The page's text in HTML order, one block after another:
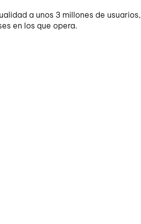
a unos 3 millones de usuarios,
en los que opera.